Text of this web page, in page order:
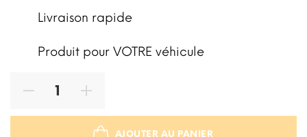
Livraison rapide
Produit pour VOTRE véhicule
AJOUTER AU PANIER